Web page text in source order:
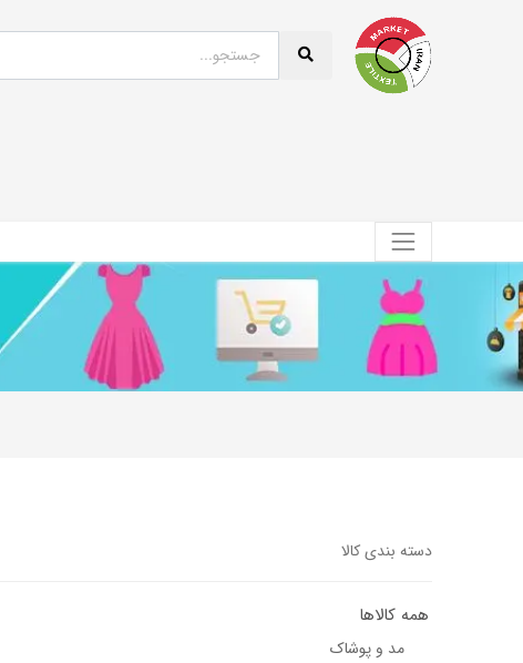
دسته بندی کالا
همه کالاها
مد و پوشاک